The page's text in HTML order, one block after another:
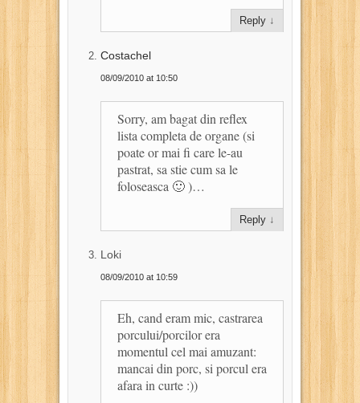
Reply ↓
Costachel
08/09/2010 at 10:50
Sorry, am bagat din reflex
lista completa de organe (si
poate or mai fi care le-au
pastrat, sa stie cum sa le
foloseasca 🙂 )…
Reply ↓
Loki
08/09/2010 at 10:59
Eh, cand eram mic, castrarea
porcului/porcilor era
momentul cel mai amuzant:
mancai din porc, si porcul era
afara in curte :))